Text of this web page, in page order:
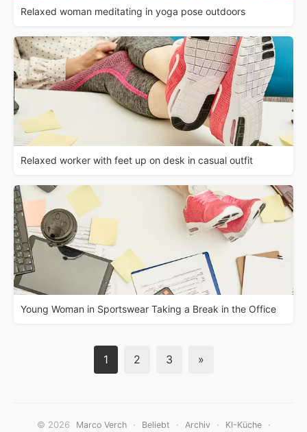
Relaxed woman meditating in yoga pose outdoors
Relaxed worker with feet up on desk in casual outfit
Young Woman in Sportswear Taking a Break in the Office
1 2 3 »
© 2026 Marco Verch · Beliebt · Archiv · KI-Küche ·